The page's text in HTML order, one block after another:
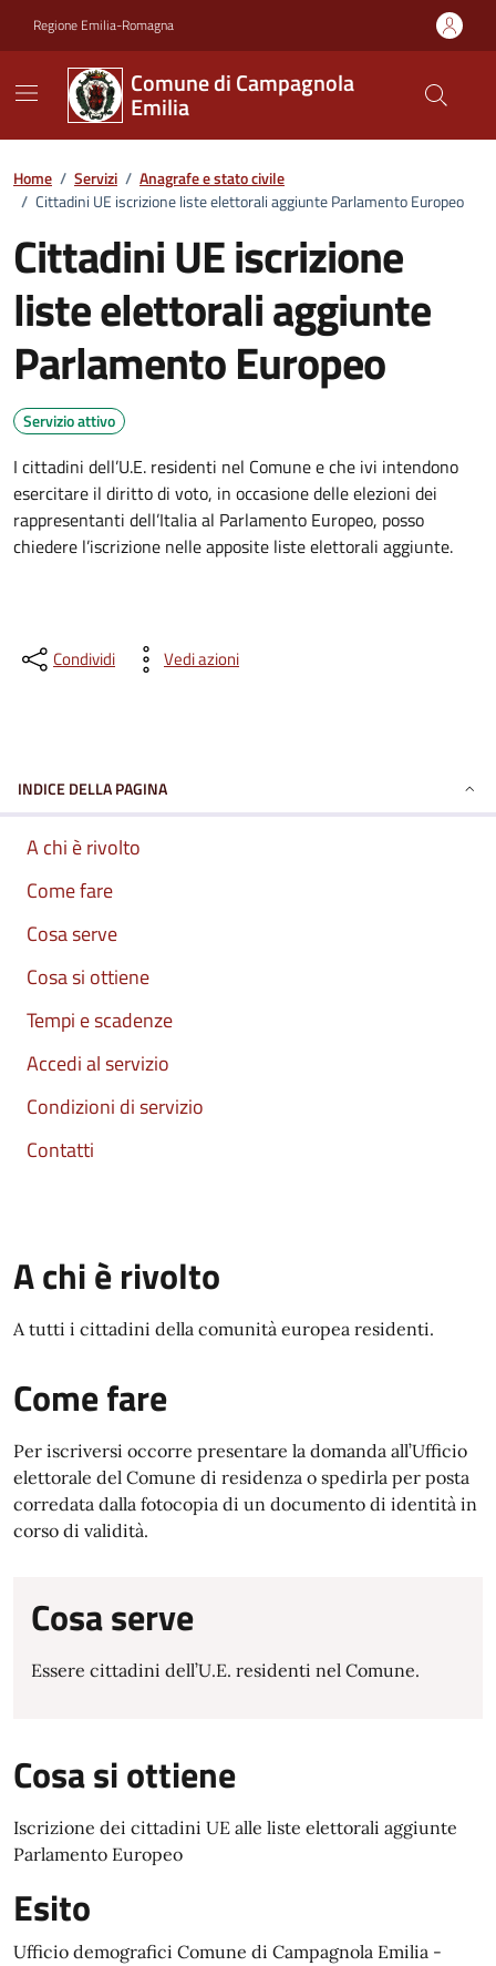
Regione Emilia-Romagna
Comune di Campagnola
Emilia
Home / Servizi / Anagrafe e stato civile
/ Cittadini UE iscrizione liste elettorali aggiunte Parlamento Europeo
Cittadini UE iscrizione
liste elettorali aggiunte
Parlamento Europeo
Servizio attivo
I cittadini dell’U.E. residenti nel Comune e che ivi intendono
esercitare il diritto di voto, in occasione delle elezioni dei
rappresentanti dell’Italia al Parlamento Europeo, posso
chiedere l’iscrizione nelle apposite liste elettorali aggiunte.
Condividi Vedi azioni
INDICE DELLA PAGINA
A chi è rivolto
Come fare
Cosa serve
Cosa si ottiene
Tempi e scadenze
Accedi al servizio
Condizioni di servizio
Contatti
A chi è rivolto
A tutti i cittadini della comunità europea residenti.
Come fare
Per iscriversi occorre presentare la domanda all’Ufficio
elettorale del Comune di residenza o spedirla per posta
corredata dalla fotocopia di un documento di identità in
corso di validità.
Cosa serve
Essere cittadini dell’U.E. residenti nel Comune.
Cosa si ottiene
Iscrizione dei cittadini UE alle liste elettorali aggiunte
Parlamento Europeo
Esito
Ufficio demografici Comune di Campagnola Emilia -